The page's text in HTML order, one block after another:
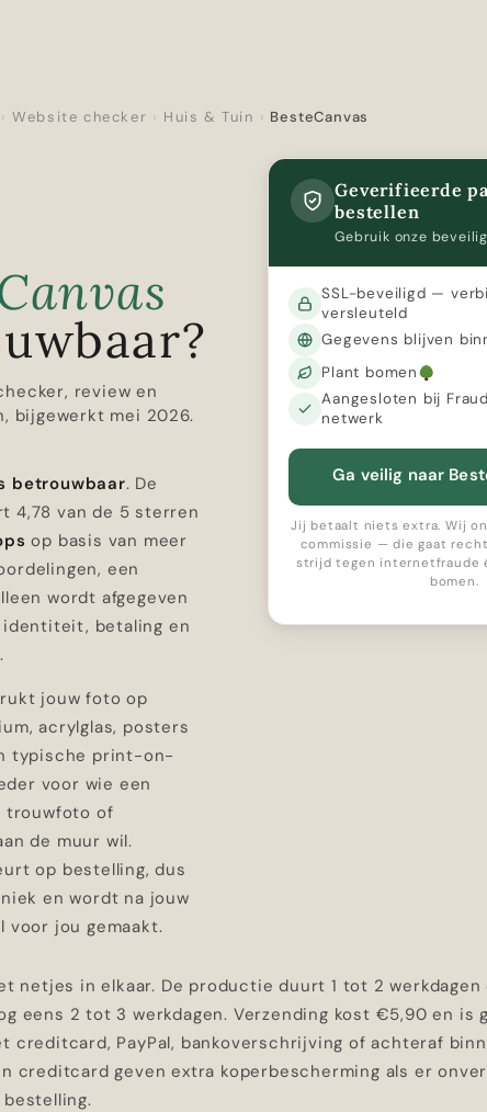
› Website checker › Huis & Tuin › BesteCanvas
review en
bijgewerkt mei 2026.
Geverifieerde
bestellen
Gebruik onze
SSL-beveiligd —
versleuteld
Gegevens blijven
Plant bomen
Aangesloten bij
netwerk
Ga veilig naar
Jij betaalt niets extra. Wij
commissie — die gaat
strijd tegen internetfraude
bomen.
betrouwbaar. De
4,78 van de 5 sterren
op basis van meer
een
wordt afgegeven
betaling en
jouw foto op
acrylglas, posters
typische print-on-
voor wie een
trouwfoto of
de muur wil.
op bestelling, dus
en wordt na jouw
voor jou gemaakt.
netjes in elkaar. De productie duurt 1 tot 2 werkdagen
eens 2 tot 3 werkdagen. Verzending kost €5,90 en is
creditcard, PayPal, bankoverschrijving of achteraf
creditcard geven extra koperbescherming als er